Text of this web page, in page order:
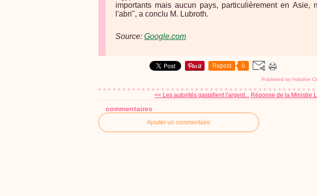
importants mais aucun pays, particulièrement en Asie,
l'abri", a conclu M. Lubroth.
Source: Google.com
Repost 0
Published by Initiative
<< Les autorités gaspillent l'argent... Réponse de la Ministre
commentaires
Ajouter un commentaire